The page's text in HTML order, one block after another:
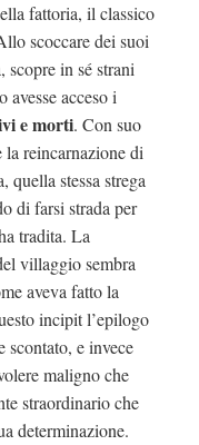
fattoria, il classico
scoccare dei suoi
in sé strani
avesse acceso i
e morti. Con suo
la reincarnazione di
quella stessa strega
di farsi strada per
tradita. La
villaggio sembra
aveva fatto la
incipit l’epilogo
scontato, e invece
maligno che
straordinario che
determinazione.